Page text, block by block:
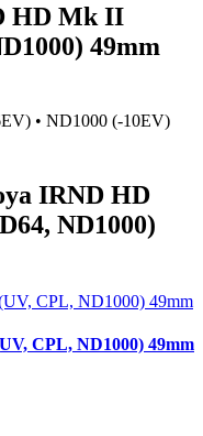
HD Mk II
49mm
• ND1000 (-10EV)
IRND HD
ND1000)
CPL, ND1000) 49mm